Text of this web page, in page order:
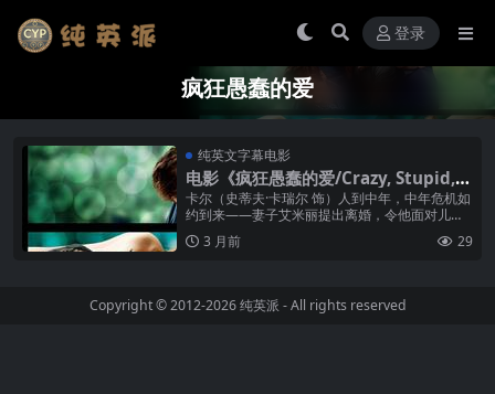
登录
疯狂愚蠢的爱
纯英文字幕电影
电影《疯狂愚蠢的爱/Crazy, Stupid, L
ove.》纯英文字幕高清MP4下载
卡尔（史蒂夫·卡瑞尔 饰）人到中年，中年危机如
约到来——妻子艾米丽提出离婚，令他面对儿女
不知所措。重回情场的卡尔发现自己已经与这个
世界脱节，此时，一位风度翩翩的...
3 月前 29
Copyright © 2012-2026纯英派 - All rights reserved